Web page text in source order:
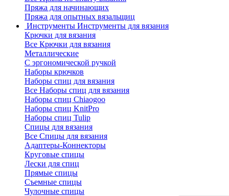
Пряжа для начинающих
Пряжа для опытных вязальщиц
Инструменты Инструменты для вязания
Крючки для вязания
Все Крючки для вязания
Металлические
С эргономической ручкой
Наборы крючков
Наборы спиц для вязания
Все Наборы спиц для вязания
Наборы спиц Chiaogoo
Наборы спиц KnitPro
Наборы спиц Tulip
Спицы для вязания
Все Спицы для вязания
Адаптеры-Коннекторы
Круговые спицы
Лески для спиц
Прямые спицы
Съемные спицы
Чулочные спицы